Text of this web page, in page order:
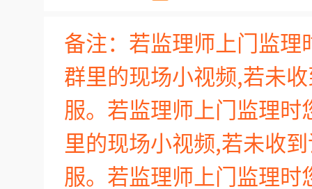
备注：若监理师上门监理
群里的现场小视频,若未
服。若监理师上门监理
里的现场小视频,若未收
服。若监理师上门监理